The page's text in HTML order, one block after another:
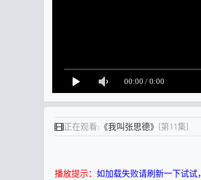
正在观看: 《我叫张思德》 [第11集]
播放提示： 如加载失败请刷新一下试试，